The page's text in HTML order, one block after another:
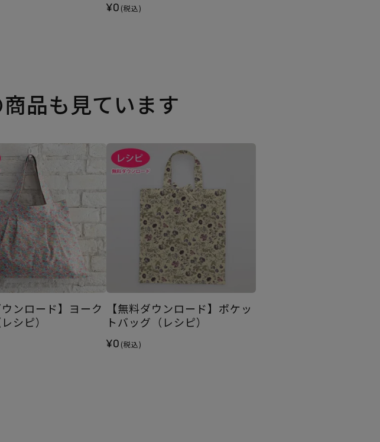
¥0 (税込)
品も見ています
ウンロード】ヨーク
シピ）
【無料ダウンロード】ポケッ
トバッグ（レシピ）
¥0 (税込)